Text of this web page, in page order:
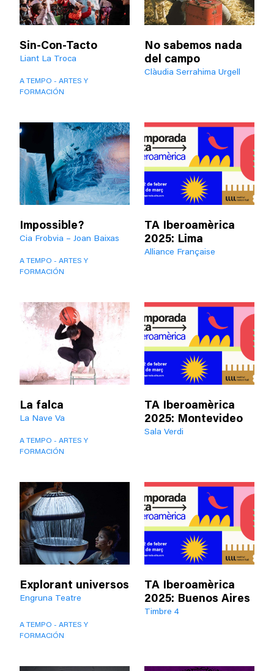
Sin-Con-Tacto
Liant La Troca
A TEMPO - ARTES Y
FORMACIÓN
No sabemos nada
del campo
Clàudia Serrahima Urgell
Impossible?
Cia Frobvia – Joan Baixas
A TEMPO - ARTES Y
FORMACIÓN
TA Iberoamèrica
2025: Lima
Alliance Française
La falca
La Nave Va
A TEMPO - ARTES Y
FORMACIÓN
TA Iberoamèrica
2025: Montevideo
Sala Verdi
Explorant universos
Engruna Teatre
A TEMPO - ARTES Y
FORMACIÓN
TA Iberoamèrica
2025: Buenos Aires
Timbre 4